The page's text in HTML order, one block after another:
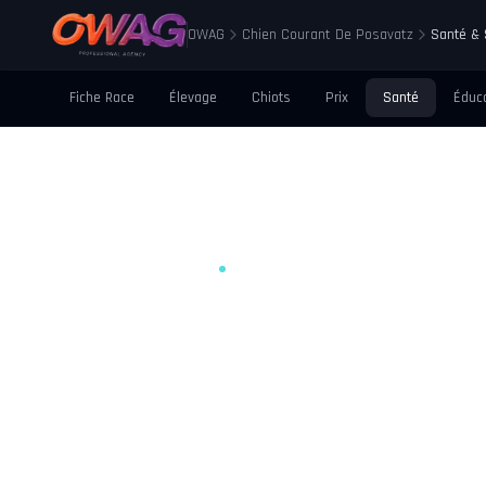
OWAG Chien Courant De Posavatz Santé &
Fiche Race Élevage Chiots Prix Santé